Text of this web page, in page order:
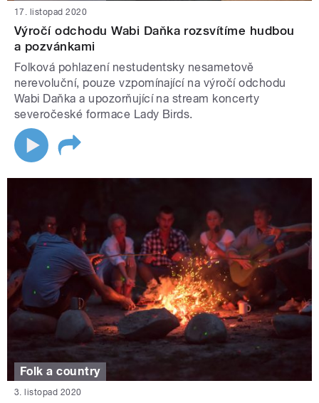
17. listopad 2020
Výročí odchodu Wabi Daňka rozsvítíme hudbou
a pozvánkami
Folková pohlazení nestudentsky nesametově
nerevoluční, pouze vzpomínající na výročí odchodu
Wabi Daňka a upozorňující na stream koncerty
severočeské formace Lady Birds.
Folk a country
3. listopad 2020